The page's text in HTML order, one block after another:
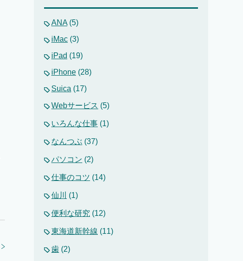
ANA (5)
iMac (3)
iPad (19)
iPhone (28)
Suica (17)
Webサービス (5)
いろんな仕事 (1)
なんつぶ (37)
パソコン (2)
仕事のコツ (14)
仙川 (1)
便利な研究 (12)
東海道新幹線 (11)
歯 (2)